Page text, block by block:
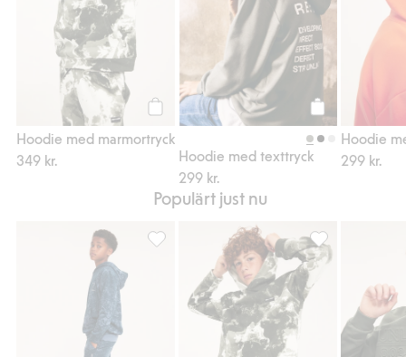
Hoodie med marmortryck
349 kr.
Köp
Hoodie med texttryck
299 kr.
Hoodie
299 kr.
Populärt just nu
Mönstrade mjukisbyxor, Lägg till i
Hoodie med